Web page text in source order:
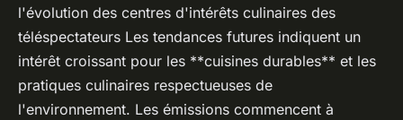
l'évolution des centres d'intérêts culinaires des
téléspectateurs Les tendances futures indiquent un
intérêt croissant pour les **cuisines durables** et les
pratiques culinaires respectueuses de
l'environnement. Les émissions commencent à